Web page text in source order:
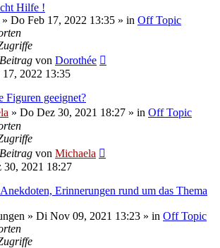
Hilfe !
» Do Feb 17, 2022 13:35 » in Off Topic
von Dorothée
2022 13:35
Figuren geeignet?
» Do Dez 30, 2021 18:27 » in Off Topic
von Michaela
30, 2021 18:27
Erinnerungen rund um das Thema
» Di Nov 09, 2021 13:23 » in Off Topic